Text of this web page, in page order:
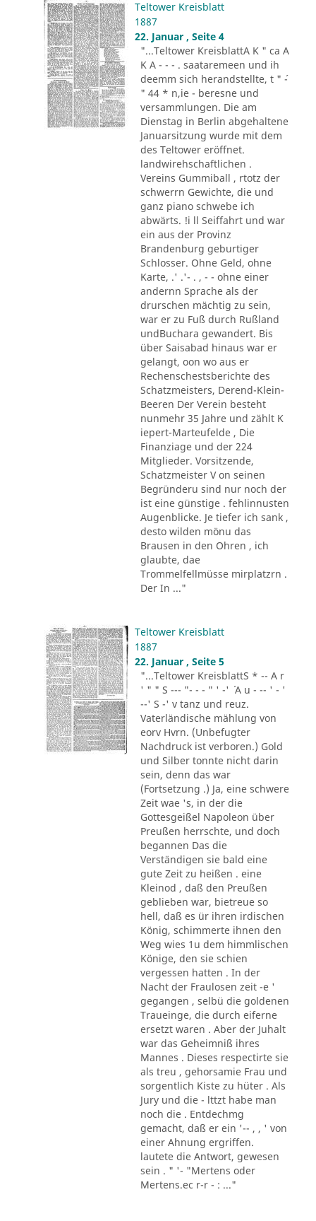
Teltower Kreisblatt
1887
22. Januar , Seite 4
"...Teltower KreisblattA K " ca A
K A - - - . saataremeen und ih
deemm sich herandstellte, t " ´-
" 44 * n,ie - beresne und
versammlungen. Die am
Dienstag in Berlin abgehaltene
Januarsitzung wurde mit dem
des Teltower eröffnet.
landwirehschaftlichen .
Vereins Gummiball , rtotz der
schwerrn Gewichte, die und
ganz piano schwebe ich
abwärts. !i ll Seiffahrt und war
ein aus der Provinz
Brandenburg geburtiger
Schlosser. Ohne Geld, ohne
Karte, .' .'- . , - - ohne einer
andernn Sprache als der
drurschen mächtig zu sein,
war er zu Fuß durch Rußland
undBuchara gewandert. Bis
über Saisabad hinaus war er
gelangt, oon wo aus er
Rechenschestsberichte des
Schatzmeisters, Derend-Klein-
Beeren Der Verein besteht
nunmehr 35 Jahre und zählt K
iepert-Marteufelde , Die
Finanziage und der 224
Mitglieder. Vorsitzende,
Schatzmeister V on seinen
Begründeru sind nur noch der
ist eine günstige . fehlinnusten
Augenblicke. Je tiefer ich sank ,
desto wilden mönu das
Brausen in den Ohren , ich
glaubte, dae
Trommelfellmüsse mirplatzrn .
Der In ..."
Teltower Kreisblatt
1887
22. Januar , Seite 5
"...Teltower KreisblattS * -- A r
' " " S --- "- - - " ' -' ´ A u - -- ' - '
--' S -' v tanz und reuz.
Vaterländische mählung von
eorv Hvrn. (Unbefugter
Nachdruck ist verboren.) Gold
und Silber tonnte nicht darin
sein, denn das war
(Fortsetzung .) Ja, eine schwere
Zeit wae 's, in der die
Gottesgeißel Napoleon über
Preußen herrschte, und doch
begannen Das die
Verständigen sie bald eine
gute Zeit zu heißen . eine
Kleinod , daß den Preußen
geblieben war, bietreue so
hell, daß es ür ihren irdischen
König, schimmerte ihnen den
Weg wies 1u dem himmlischen
Könige, den sie schien
vergessen hatten . In der
Nacht der Fraulosen zeit -e '
gegangen , selbü die goldenen
Traueinge, die durch eiferne
ersetzt waren . Aber der Juhalt
war das Geheimniß ihres
Mannes . Dieses respectirte sie
als treu , gehorsamie Frau und
sorgentlich Kiste zu hüter . Als
Jury und die - lttzt habe man
noch die . Entdechmg
gemacht, daß er ein '-- , , ' von
einer Ahnung ergriffen.
lautete die Antwort, gewesen
sein . " '- "Mertens oder
Mertens.ec r-r - : ..."